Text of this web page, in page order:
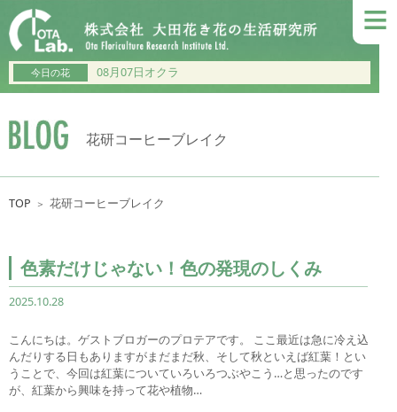
≡
今日の花 08月07日オクラ
花研コーヒーブレイク
TOP ＞ 花研コーヒーブレイク
色素だけじゃない！色の発現のしくみ
2025.10.28
こんにちは。ゲストブロガーのプロテアです。 ここ最近は急に冷え込
んだりする日もありますがまだまだ秋、そして秋といえば紅葉！とい
うことで、今回は紅葉についていろいろつぶやこう…と思ったのです
が、紅葉から興味を持って花や植物…